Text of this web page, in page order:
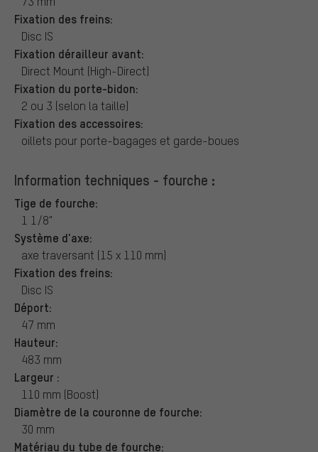
Fixation des freins:
Disc IS
Fixation dérailleur avant:
Direct Mount (High-Direct)
Fixation du porte-bidon:
2 ou 3 (selon la taille)
Fixation des accessoires:
oillets pour porte-bagages et garde-boues
Information techniques - fourche :
Tige de fourche:
1 1/8"
Système d'axe:
axe traversant (15 x 110 mm)
Fixation des freins:
Disc IS
Déport:
47 mm
Hauteur:
483 mm
Largeur :
110 mm (Boost)
Diamètre de la couronne de fourche:
30 mm
Matériau du tube de fourche: